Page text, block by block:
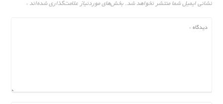
نشانی ایمیل شما منتشر نخواهد شد. بخش‌های موردنیاز علامت‌گذاری شده‌اند *